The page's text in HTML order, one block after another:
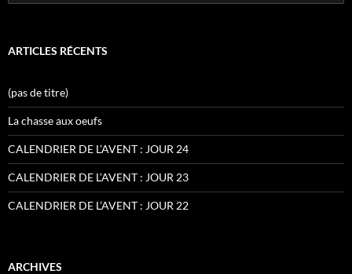
ARTICLES RÉCENTS
(pas de titre)
La chasse aux oeufs
CALENDRIER DE L’AVENT : JOUR 24
CALENDRIER DE L’AVENT : JOUR 23
CALENDRIER DE L’AVENT : JOUR 22
ARCHIVES